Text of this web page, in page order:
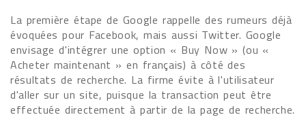
La première étape de Google rappelle des rumeurs déjà
évoquées pour Facebook, mais aussi Twitter. Google
envisage d'intégrer une option « Buy Now » (ou «
Acheter maintenant » en français) à côté des
résultats de recherche. La firme évite à l'utilisateur
d'aller sur un site, puisque la transaction peut être
effectuée directement à partir de la page de recherche.